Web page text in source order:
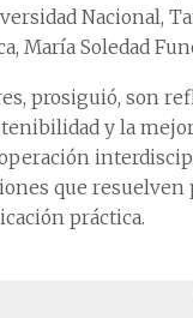
Nacional,
María Soledad
prosiguió, son
y la
que
práctica.